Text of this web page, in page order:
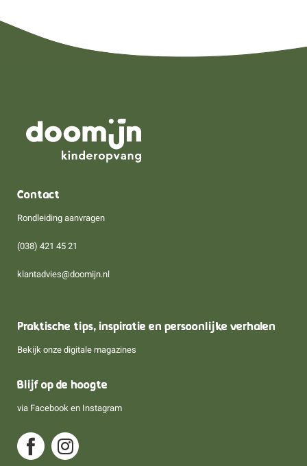
Contact
Rondleiding aanvragen
(038) 421 45 21
klantadvies@doomijn.nl
Praktische tips, inspiratie en persoonlijke verhalen
Bekijk onze digitale magazines
Blijf op de hoogte
via Facebook en Instagram